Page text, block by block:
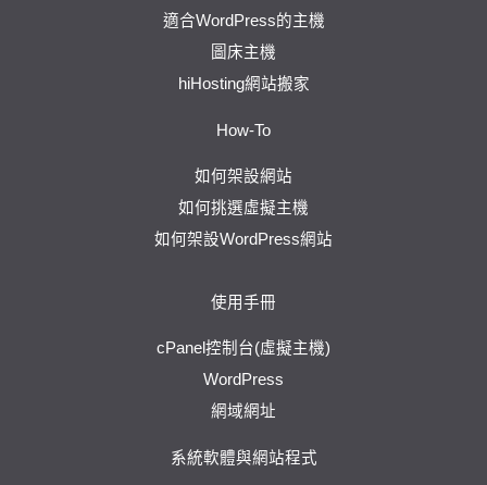
適合WordPress的主機
圖床主機
hiHosting網站搬家
How-To
如何架設網站
如何挑選虛擬主機
如何架設WordPress網站
使用手冊
cPanel控制台(虛擬主機)
WordPress
網域網址
系統軟體與網站程式